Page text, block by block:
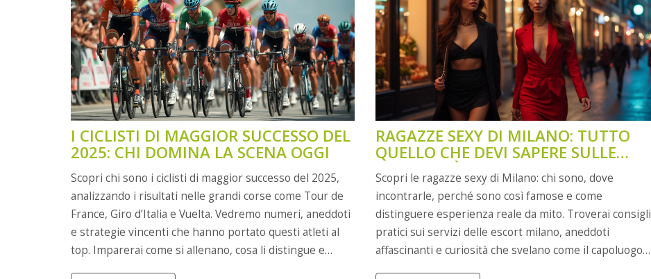
I CICLISTI DI MAGGIOR SUCCESSO DEL
2025: CHI DOMINA LA SCENA OGGI
Scopri chi sono i ciclisti di maggior successo del 2025,
analizzando i risultati nelle grandi corse come Tour de
France, Giro d’Italia e Vuelta. Vedremo numeri, aneddoti
e strategie vincenti che hanno portato questi atleti al
top. Imparerai come si allenano, cosa li distingue e
RAGAZZE SEXY DI MILANO: TUTTO
QUELLO CHE DEVI SAPERE SULLE
ESCORT PIÙ RICHIESTE
Scopri le ragazze sexy di Milano: chi sono, dove
incontrarle, perché sono così famose e come
distinguere esperienza reale da mito. Troverai consigli
pratici sui servizi delle escort milano, aneddoti
affascinanti e curiosità che svelano come il capoluogo